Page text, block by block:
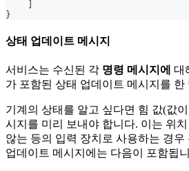
}
상태 업데이트 메시지
서비스는 수신된 각 명령 메시지에 대
가 포함된 상태 업데이트 메시지를 한
기계의 상태를 알고 싶다면 힘 값(값
시지를 미리 보내야 합니다. 이는 위
않는 등의 입력 장치로 사용하는 경우
업데이트 메시지에는 다음이 포함됩